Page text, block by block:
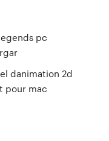
pc
danimation 2d
pour mac